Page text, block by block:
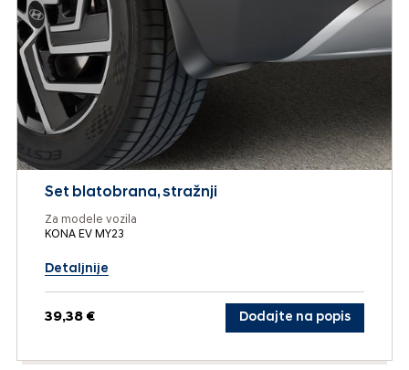
Set blatobrana, stražnji
Za modele vozila
KONA EV MY23
Detaljnije
39,38 € Dodajte na popis